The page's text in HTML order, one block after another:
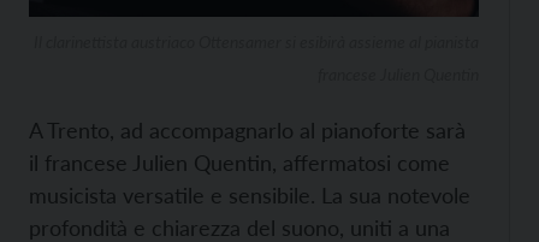
A Trento, ad accompagnarlo al pianoforte sarà
il francese Julien Quentin, affermatosi come
musicista versatile e sensibile. La sua notevole
profondità e chiarezza del suono, uniti a una